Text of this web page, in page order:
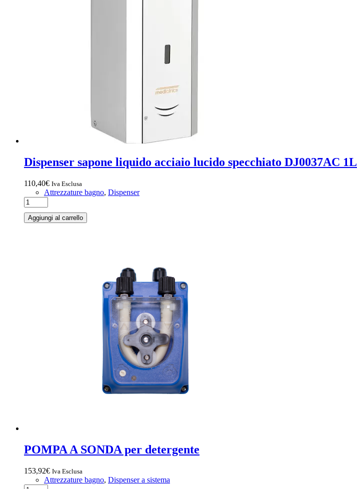
Dispenser sapone liquido acciaio lucido specchiato DJ0037AC 1L
110,40€ Iva Esclusa
Attrezzature bagno, Dispenser
Aggiungi al carrello
POMPA A SONDA per detergente
153,92€ Iva Esclusa
Attrezzature bagno, Dispenser a sistema